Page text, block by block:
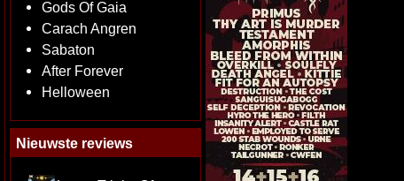
Gods Of Gaia
Carach Angren
Sabaton
After Forever
Helloween
Nieuwste reviews